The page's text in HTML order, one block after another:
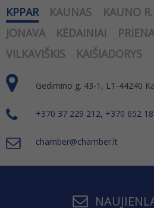
KPPAR KAUNAS KAUNO R.
JONAVA
KĖDAINIAI
VILKAVIŠKIS
KAIŠIADORYS
Gedimino g. 43-1, LT-44240
+370 37 229 212, +370 652
chamber@chamber.lt